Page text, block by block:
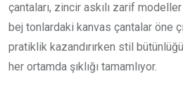
çantaları, zincir askılı zarif
bej tonlardaki kanvas çantalar öne
pratiklik kazandırırken stil
her ortamda şıklığı tamamlıyor.